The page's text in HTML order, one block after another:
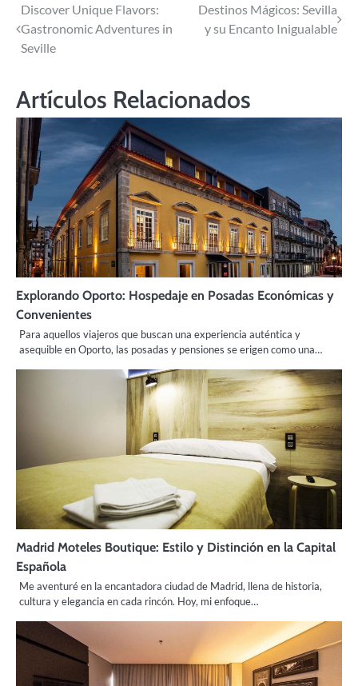
Navegación
de
Discover Unique Flavors:
Gastronomic Adventures in
Seville
Destinos Mágicos: Sevilla
y su Encanto Inigualable
Artículos Relacionados
Explorando Oporto: Hospedaje en Posadas Económicas y
Convenientes
Para aquellos viajeros que buscan una experiencia auténtica y
asequible en Oporto, las posadas y pensiones se erigen como una…
Madrid Moteles Boutique: Estilo y Distinción en la Capital
Española
Me aventuré en la encantadora ciudad de Madrid, llena de historia,
cultura y elegancia en cada rincón. Hoy, mi enfoque…